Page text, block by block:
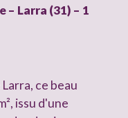
Larra (31) – 1
ce beau
issu d'une